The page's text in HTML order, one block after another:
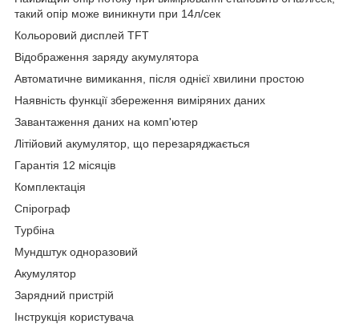
такий опір може виникнути при 14л/сек
Кольоровий дисплей TFT
Відображення заряду акумулятора
Автоматичне вимикання, після однієї хвилини простою
Наявність функції збереження виміряних даних
Завантаження даних на комп'ютер
Літійовий акумулятор, що перезаряджається
Гарантія 12 місяців
Комплектація
Спірограф
Турбіна
Мундштук одноразовий
Акумулятор
Зарядний пристрій
Інструкція користувача